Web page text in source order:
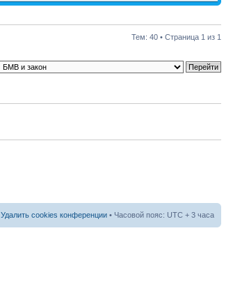
Тем: 40 • Страница 1 из 1
Удалить cookies конференции • Часовой пояс: UTC + 3 часа